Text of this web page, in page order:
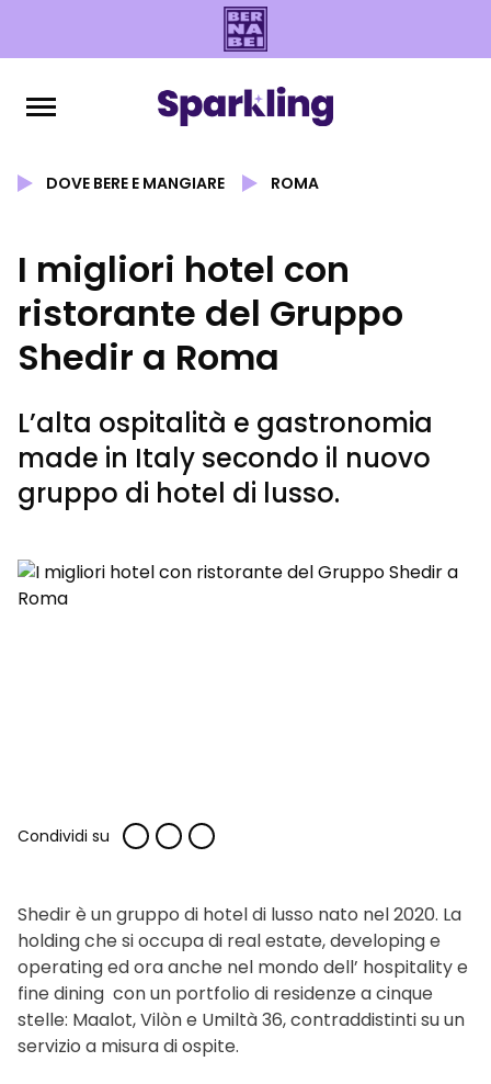
DOVE BERE E MANGIARE ROMA
I migliori hotel con
ristorante del Gruppo
Shedir a Roma
L’alta ospitalità e gastronomia
made in Italy secondo il nuovo
gruppo di hotel di lusso.
Condividi su
Shedir è un gruppo di hotel di lusso nato nel 2020. La
holding che si occupa di real estate, developing e
operating ed ora anche nel mondo dell’ hospitality e
fine dining con un portfolio di residenze a cinque
stelle: Maalot, Vilòn e Umiltà 36, contraddistinti su un
servizio a misura di ospite.